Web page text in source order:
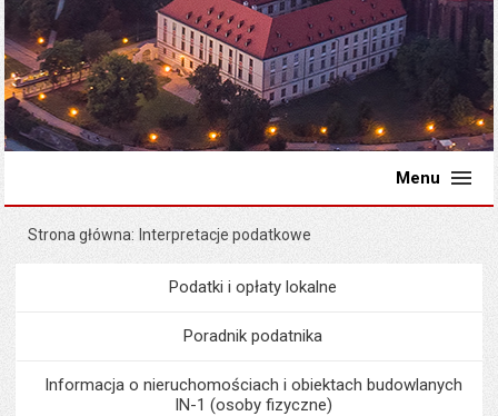
Menu
Strona główna Interpretacje podatkowe
MenuPodatki i opłaty lokalne
Podatki i opłaty lokalne
Poradnik podatnika
Informacja o nieruchomościach i obiektach budowlanych
IN-1 (osoby fizyczne)